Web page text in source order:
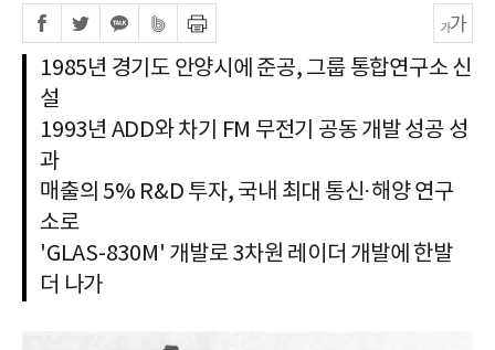
1985년 경기도 안양시에 준공, 그룹 통합연구소 신
설
1993년 ADD와 차기 FM 무전기 공동 개발 성공 성
과
매출의 5% R&D 투자, 국내 최대 통신·해양 연구
소로
'GLAS-830M' 개발로 3차원 레이더 개발에 한발
더 나가